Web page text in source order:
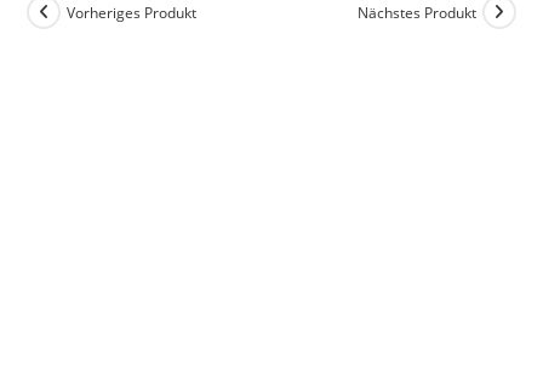
Vorheriges Produkt Nächstes Produkt